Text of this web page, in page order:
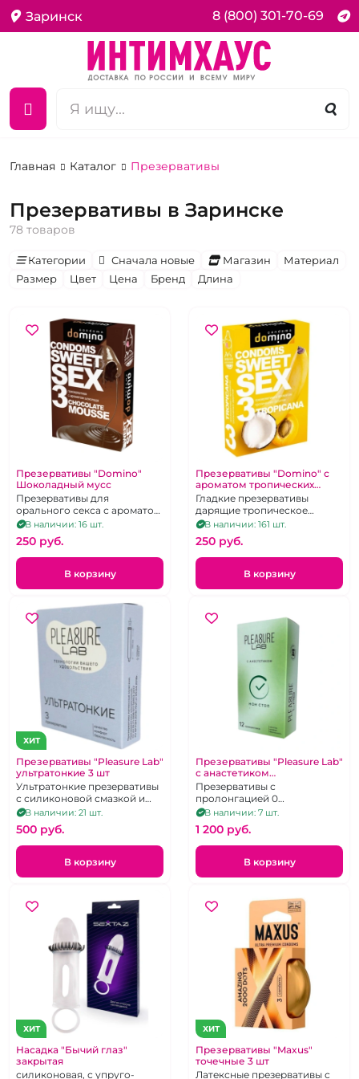
Заринск 8 (800) 301-70-69
Главная Каталог Презервативы
Презервативы в Заринске
78 товаров
Категории Сначала новые Магазин
Материал
Размер
Цвет Цена Бренд Длина
Презервативы "Domino"
Шоколадный мусс
Презервативы для
орального секса с ароматом
шоколада 3 шт
В наличии: 16 шт.
250 pуб.
В корзину
Презервативы "Domino" с
ароматом тропических
фруктов 3 шт
Гладкие презервативы
дарящие тропическое
удовольствие!
В наличии: 161 шт.
250 pуб.
В корзину
ХИТ
Презервативы "Pleasure Lab"
ультратонкие 3 шт
Ультратонкие презервативы
с силиконовой смазкой и
накопителем
В наличии: 21 шт.
500 pуб.
В корзину
Презервативы "Pleasure Lab"
с анастетиком
продлевающие, 12 шт
Презервативы с
пролонгацией 0
увеличивают время секса
В наличии: 7 шт.
1 200 pуб.
В корзину
ХИТ
Насадка "Бычий глаз"
закрытая
силиконовая, с упруго-
ХИТ
Презервативы "Maxus"
точечные 3 шт
Латексные презервативы с